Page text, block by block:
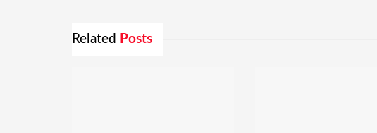
Related Posts